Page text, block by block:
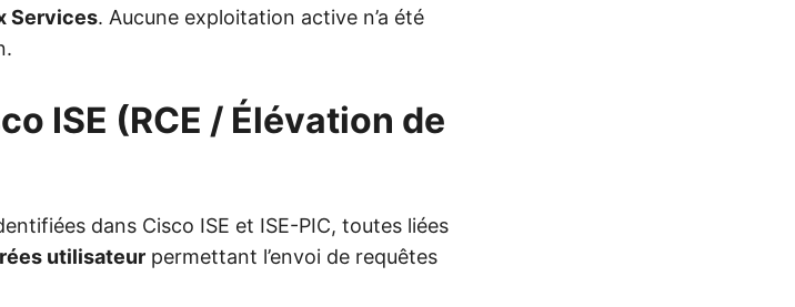
Services. Aucune exploitation active n’a été
ISE (RCE / Élévation de
dans Cisco ISE et ISE-PIC, toutes liées
utilisateur permettant l’envoi de requêtes